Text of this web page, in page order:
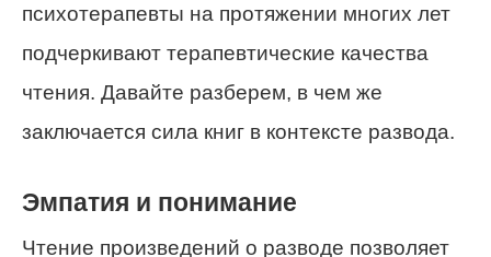
психотерапевты на протяжении многих лет
подчеркивают терапевтические качества
чтения. Давайте разберем, в чем же
заключается сила книг в контексте развода.
Эмпатия и понимание
Чтение произведений о разводе позволяет